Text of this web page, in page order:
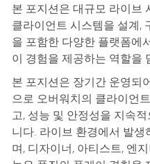
본 포지션은 대규모 라이브
클라이언트 시스템을 설계,
을 포함한 다양한 플랫폼에
이 경험을 제공하는 역할을
본 포지션은 장기간 운영되
으로 오버워치의 클라이언
고, 성능 및 안정성을 지속
니다. 라이브 환경에서 발
며, 디자이너, 아티스트, 엔